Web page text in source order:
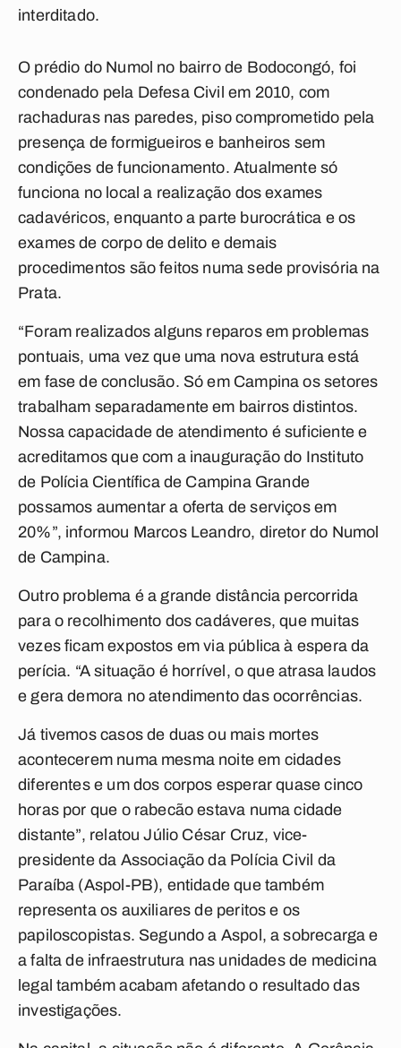
interditado.
O prédio do Numol no bairro de Bodocongó, foi
condenado pela Defesa Civil em 2010, com
rachaduras nas paredes, piso comprometido pela
presença de formigueiros e banheiros sem
condições de funcionamento. Atualmente só
funciona no local a realização dos exames
cadavéricos, enquanto a parte burocrática e os
exames de corpo de delito e demais
procedimentos são feitos numa sede provisória na
Prata.
“Foram realizados alguns reparos em problemas
pontuais, uma vez que uma nova estrutura está
em fase de conclusão. Só em Campina os setores
trabalham separadamente em bairros distintos.
Nossa capacidade de atendimento é suficiente e
acreditamos que com a inauguração do Instituto
de Polícia Científica de Campina Grande
possamos aumentar a oferta de serviços em
20%”, informou Marcos Leandro, diretor do Numol
de Campina.
Outro problema é a grande distância percorrida
para o recolhimento dos cadáveres, que muitas
vezes ficam expostos em via pública à espera da
perícia. “A situação é horrível, o que atrasa laudos
e gera demora no atendimento das ocorrências.
Já tivemos casos de duas ou mais mortes
acontecerem numa mesma noite em cidades
diferentes e um dos corpos esperar quase cinco
horas por que o rabecão estava numa cidade
distante”, relatou Júlio César Cruz, vice-
presidente da Associação da Polícia Civil da
Paraíba (Aspol-PB), entidade que também
representa os auxiliares de peritos e os
papiloscopistas. Segundo a Aspol, a sobrecarga e
a falta de infraestrutura nas unidades de medicina
legal também acabam afetando o resultado das
investigações.